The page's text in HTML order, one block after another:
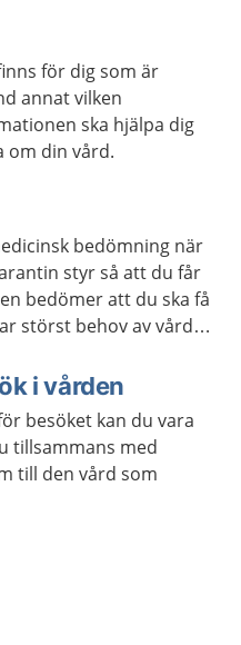
för dig som är
annat vilken
ska hjälpa dig
om din vård.
bedömning när
styr så att du får
bedömer att du ska få
störst behov av vård
i vården
besöket kan du vara
tillsammans med
till den vård som